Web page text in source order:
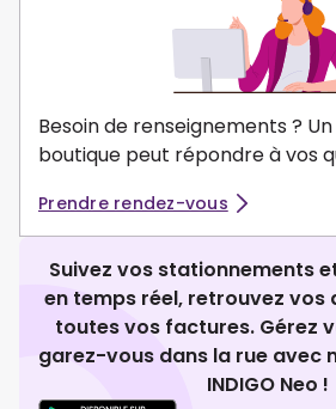
Besoin de renseignements ?
boutique peut répondre à vos
Prendre rendez-vous
Suivez vos stationnements
en temps réel, retrouvez vos
toutes vos factures. Gérez
garez-vous dans la rue avec
INDIGO Neo !